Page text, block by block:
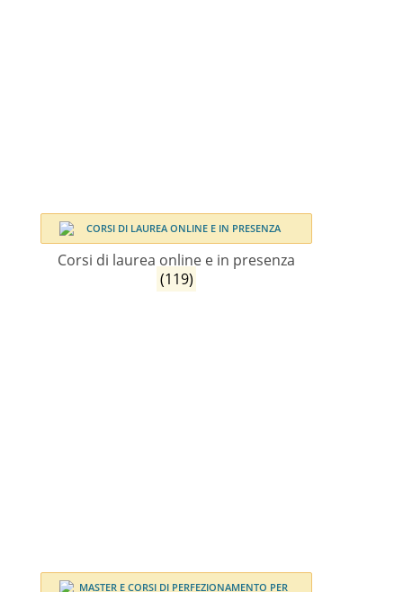
Corsi di laurea online e in presenza
(119)